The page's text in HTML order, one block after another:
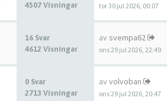
4507 Visningar
tor 30 jul 2026, 00:07
16 Svar
4612 Visningar
av svempa62
ons 29 jul 2026, 22:49
0 Svar
2713 Visningar
av volvoban
ons 29 jul 2026, 20:47